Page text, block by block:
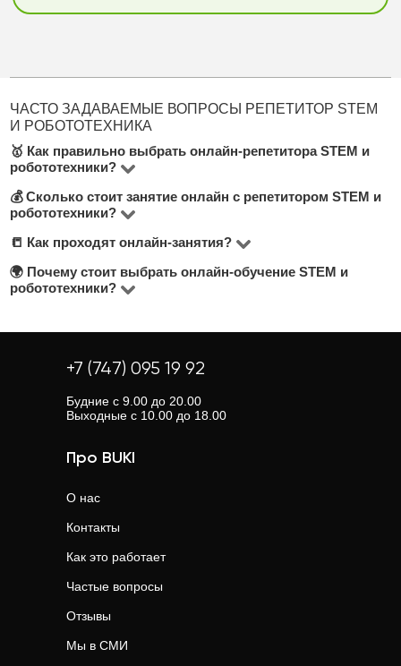
ЧАСТО ЗАДАВАЕМЫЕ ВОПРОСЫ РЕПЕТИТОР STEM
И РОБОТОТЕХНИКА
🥇 Как правильно выбрать онлайн-репетитора STEM и
робототехники?
В категории "STEM и робототехника" вы найдете 4
репетиторов. При выборе подходящего
преподавателя STEM и робототехники рекомендуем
обратить внимание на: цену за час, отзывы, опыт
преподавания и наличие диплома. Рекомендуем
репетитором".
💰 Сколько стоит занятие онлайн с репетитором STEM и
робототехники?
Цены на онлайн-уроки STEM и робототехники
начинаются от 3500 тнг и доходят до 5000 тнг в час.
📒 Как проходят онлайн-занятия?
Большинство занятий проходят через Zoom или
Google Meet. Репетиторы заранее согласовывают
🌍 Почему стоит выбрать онлайн-обучение STEM и
робототехники?
предлагают гибкий график. Это особенно важно, если
+7 (747) 095 19 92
Будние с 9.00 до 20.00
Выходные с 10.00 до 18.00
Про BUKI
О нас
Контакты
Как это работает
Частые вопросы
Отзывы
Мы в СМИ